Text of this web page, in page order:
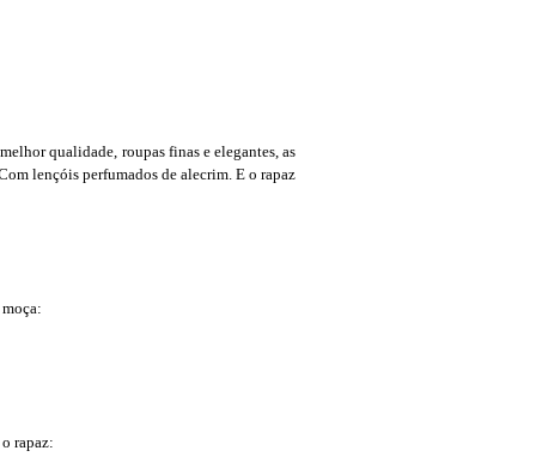
qualidade, roupas finas e elegantes, as
lençóis perfumados de alecrim. E o rapaz
rapaz: